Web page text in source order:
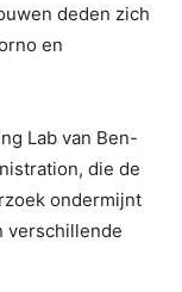
deden zich
en
Lab van Ben-
die de
ondermijnt
verschillende